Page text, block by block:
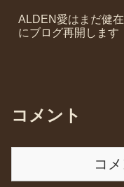
ALDEN愛はまだ健
にブログ再開します
コメント
コ